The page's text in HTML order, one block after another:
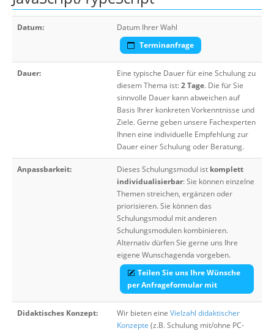
Datum:
Datum Ihrer Wahl
Terminanfrage
Dauer:
Eine typische Dauer für eine Schulung zu
diesem Thema ist:2 Tage. Die für Sie
sinnvolle Dauer kann abweichen auf
Basis Ihrer konkreten Vorkenntnisse und
Ziele. Gerne geben unsere Fachexperten
Ihnen eine individuelle Empfehlung zur
Dauer einer Schulung oder Beratung.
Anpassbarkeit: Dieses Schulungsmodul ist komplett
individualisierbar: Sie können einzelne
Themen streichen, ergänzen oder
priorisieren. Sie können das
Schulungsmodul mit anderen
Schulungsmodulen kombinieren.
Alternativ dürfen Sie gerne uns Ihre
eigene Wunschagenda vorgeben.
Teilen Sie uns Ihre Wünsche
per Anfrageformular mit
Didaktisches Konzept: Wir bieten eine Vielzahl didaktischer
Konzepte (z.B. Schulung mit/ohne PC-